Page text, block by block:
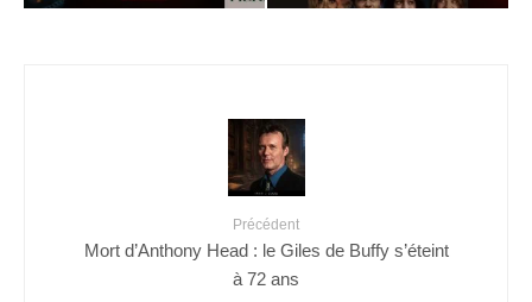
Précédent
Mort d’Anthony Head : le Giles de Buffy s’éteint
à 72 ans